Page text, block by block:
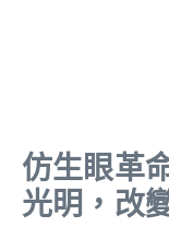
仿生眼革
光明，改